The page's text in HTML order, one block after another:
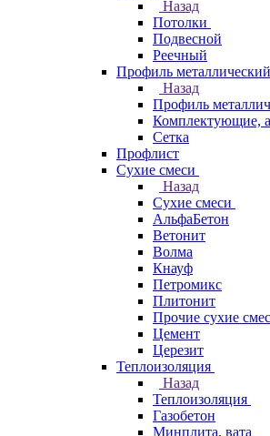
Назад
Потолки
Подвесной
Реечный
Профиль
Назад
Профиль
Комплектующие,
Сетка
Профлист
Сухие смеси
Назад
Сухие смеси
АльфаБетон
Ветонит
Волма
Кнауф
Петромикс
Плитонит
Прочие сухие
Цемент
Церезит
Теплоизоляция
Назад
Теплоизоляция
Газобетон
Минплита, вата